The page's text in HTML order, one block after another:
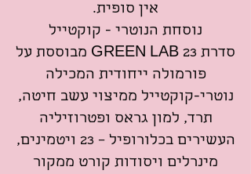
אין סופית.
נוסחת הנוטרי - קוקטייל
סדרת GREEN LAB 23 מבוססת על
פורמולה ייחודית המכילה
נוטרי-קוקטייל ממיצוי עשב חיטה,
תרד, למון גראס ופטרוזיליה
העשירים בכלורופיל – 23 ויטמינים,
מינרלים ויסודות קורט ממקור